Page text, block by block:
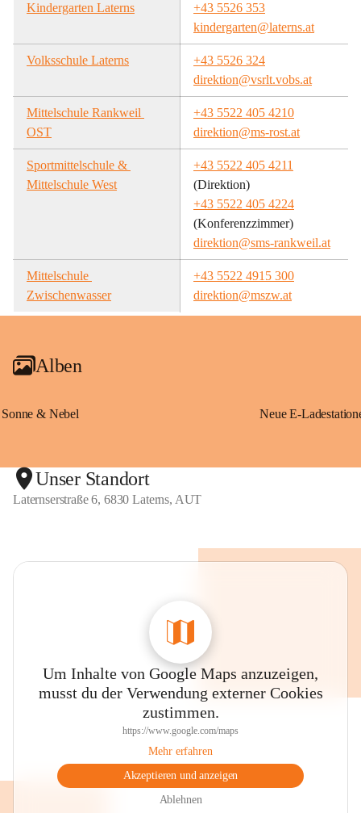
Kindergarten Laterns
+43 5526 353
kindergarten@laterns.at
Volksschule Laterns
+43 5526 324
direktion@vsrlt.vobs.at
Mittelschule Rankweil
OST
+43 5522 405 4210
direktion@ms-rost.at
Sportmittelschule &
Mittelschule West
+43 5522 405 4211
(Direktion)
+43 5522 405 4224
(Konferenzzimmer)
direktion@sms-rankweil.at
Mittelschule
Zwischenwasser
+43 5522 4915 300
direktion@mszw.at
Alben
Sonne & Nebel
Unser Standort
Laternserstraße 6, 6830 Laterns, AUT
Um Inhalte von Google Maps anzuzeigen,
musst du der Verwendung externer Cookies
zustimmen.
https://www.google.com/maps
Mehr erfahren
Akzeptieren und anzeigen
Ablehnen